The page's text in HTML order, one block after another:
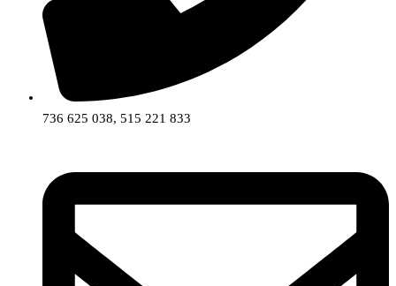
736 625 038, 515 221 833